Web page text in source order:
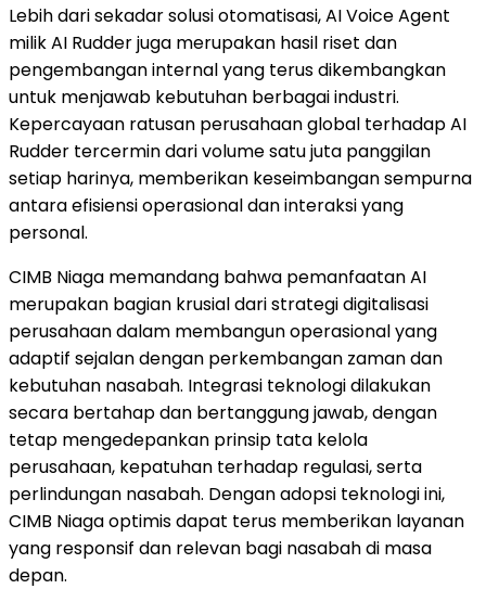
Lebih dari sekadar solusi otomatisasi, AI Voice Agent
milik AI Rudder juga merupakan hasil riset dan
pengembangan internal yang terus dikembangkan
untuk menjawab kebutuhan berbagai industri.
Kepercayaan ratusan perusahaan global terhadap AI
Rudder tercermin dari volume satu juta panggilan
setiap harinya, memberikan keseimbangan sempurna
antara efisiensi operasional dan interaksi yang
personal.
CIMB Niaga memandang bahwa pemanfaatan AI
merupakan bagian krusial dari strategi digitalisasi
perusahaan dalam membangun operasional yang
adaptif sejalan dengan perkembangan zaman dan
kebutuhan nasabah. Integrasi teknologi dilakukan
secara bertahap dan bertanggung jawab, dengan
tetap mengedepankan prinsip tata kelola
perusahaan, kepatuhan terhadap regulasi, serta
perlindungan nasabah. Dengan adopsi teknologi ini,
CIMB Niaga optimis dapat terus memberikan layanan
yang responsif dan relevan bagi nasabah di masa
depan.